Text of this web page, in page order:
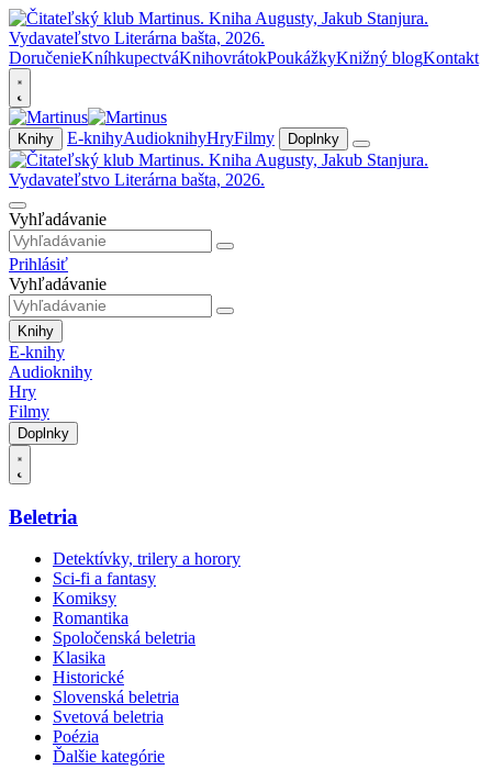
DoručenieKníhkupectváKnihovrátokPoukážkyKnižný blogKontakt
Knihy E-knihyAudioknihyHryFilmy Doplnky
Vyhľadávanie
Prihlásiť
Vyhľadávanie
Knihy
E-knihy
Audioknihy
Hry
Filmy
Doplnky
Beletria
Detektívky, trilery a horory
Sci-fi a fantasy
Komiksy
Romantika
Spoločenská beletria
Klasika
Historické
Slovenská beletria
Svetová beletria
Poézia
Ďalšie kategórie